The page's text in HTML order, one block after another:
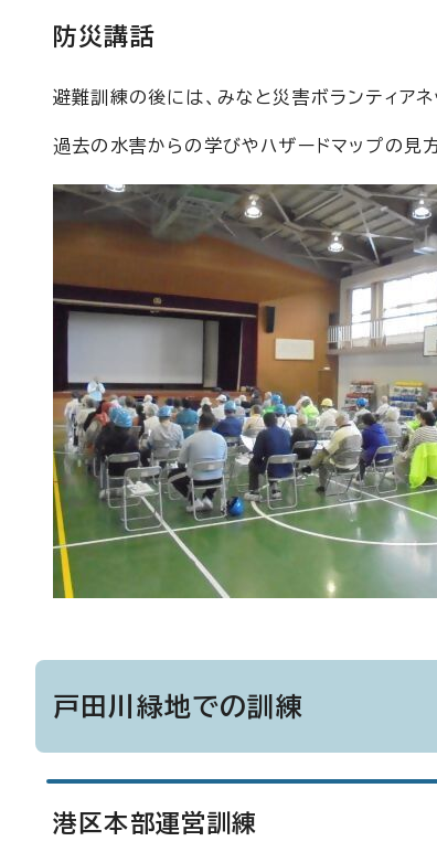
防災講話
避難訓練の後には、みなと災害ボランティア
過去の水害からの学びやハザードマップの見
戸田川緑地での訓練
港区本部運営訓練